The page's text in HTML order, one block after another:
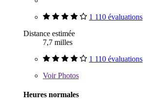
1 110 évaluations
Distance estimée
7,7 milles
1 110 évaluations
VoirPhotos
Heures normales